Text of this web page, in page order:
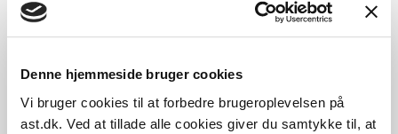
Denne hjemmeside bruger cookies
Vi bruger cookies til at forbedre brugeroplevelsen på
ast.dk. Ved at tillade alle cookies giver du samtykke til, at
Paragraf
§ 11 § 56
Journalnummer